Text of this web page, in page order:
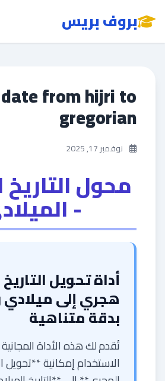
بروف بريس
from hijri to
gregorian
نوفمبر 17, 2025
محول
-
أداة تحويل
هجري إلى
بدقة متناهية
تُقدم لك هذه الأداة
الاستخدام إمكانية **تحويل